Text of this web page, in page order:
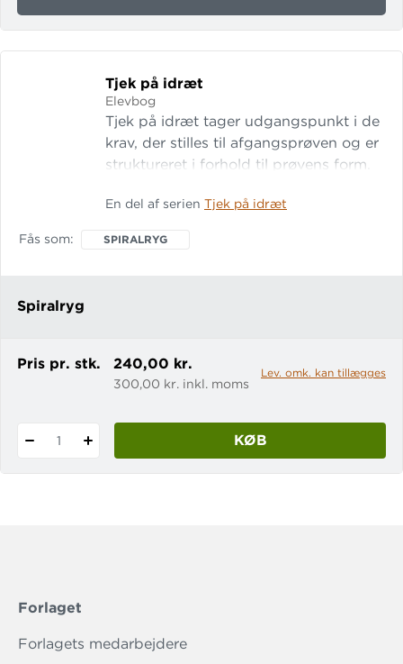
TJEK
PÅ
IDRÆT
Tjek på idræt
Elevbog
Tjek på idræt tager udgangspunkt i de
krav, der stilles til afgangsprøven og er
struktureret i forhold til prøvens form.
forslag til, hvordan eleverne kan
En del af serien Tjek på idræt
Fås som SPIRALRYG
Spiralryg
Pris pr. stk. 240,00 kr.
300,00 kr. inkl. moms
Lev. omk. kan tillægges
1 KØB
Forlaget
Forlagets medarbejdere